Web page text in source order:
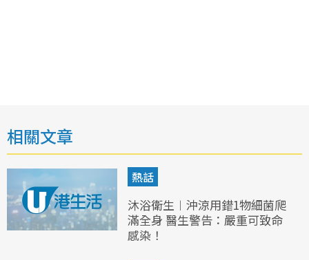
相關文章
熱話
沐浴衛生︱沖涼用錯1物細菌爬
滿全身 醫生警告：嚴重可致命
感染！